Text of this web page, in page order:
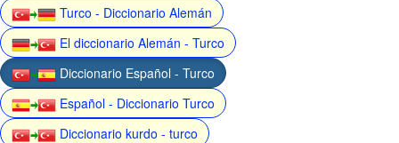
Turco - Diccionario Alemán
El diccionario Alemán - Turco
Diccionario Español - Turco
Español - Diccionario Turco
Diccionario kurdo - turco